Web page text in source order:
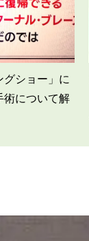
グショー」に
術について解